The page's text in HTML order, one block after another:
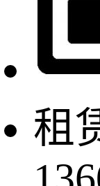
租